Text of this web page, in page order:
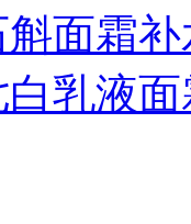
面霜
乳液